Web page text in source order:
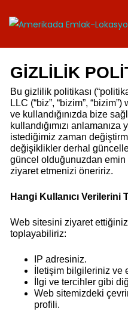
GİZLİLİK
Bu gizlilik politikası
LLC (“biz”, “bizim”,
ve kullandığınızda bize
kullandığımızı anlamanıza
istediğimiz zaman
değişiklikler derhal
güncel olduğunuzdan emin
ziyaret etmenizi öneririz.
Hangi Kullanıcı Verilerini
Web sitesini ziyaret
toplayabiliriz:
IP adresiniz.
İletişim bilgileriniz ve
İlgi ve tercihler gibi
Web sitemizdeki
profili.